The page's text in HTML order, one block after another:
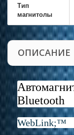
Тип
магнитолы
ОПИСАНИЕ
Bluetooth
WebLink;™